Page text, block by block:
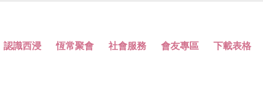
認識西浸 恆常聚會 社會服務 會友專區 下載表格